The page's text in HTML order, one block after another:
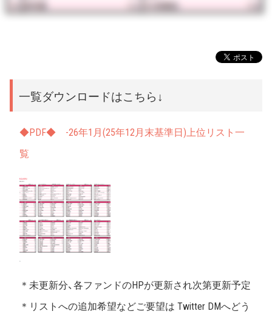
一覧ダウンロードはこちら↓
◆PDF◆ -26年1月(25年12月末基準日)上位リスト一
覧
＊未更新分、各ファンドのHPが更新され次第更新予定
＊リストへの追加希望などご要望は Twitter DMへどう